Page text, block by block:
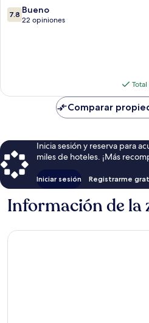
7.8
de
7.8 Bueno
22 opiniones
Comparar
Inicia sesión y reserva para
miles de hoteles. ¡Más
Iniciar sesión Registrarme
Información de la